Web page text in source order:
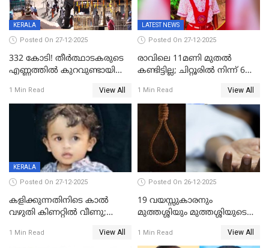
KERALA
Posted On 27-12-2025
332 കോടി! തീർത്ഥാടകരുടെ
എണ്ണത്തിൽ കുറവുണ്ടായിട്ടും
കുതിച്ചുയരുന്നു
1 Min Read View All
LATEST NEWS
Posted On 27-12-2025
രാവിലെ 11മണി മുതൽ
കണ്ടിട്ടില്ല; ചിറ്റൂരിൽ നിന്ന് 6
1 Min Read View All
KERALA
Posted On 27-12-2025
കളിക്കുന്നതിനിടെ കാൽ
വഴുതി കിണറ്റിൽ വീണു;
ദാരുണാന്ത്യം
1 Min Read View All
Posted On 26-12-2025
19 വയസ്സുകാരനും
മുത്തശ്ശിയും മുത്തശ്ശിയുടെ
മരിച്ചനിലയിൽ
1 Min Read View All